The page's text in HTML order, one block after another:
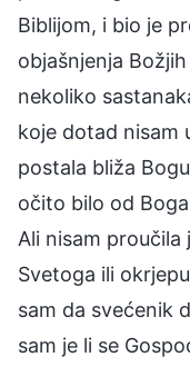
Biblijom, i bio je
objašnjenja
nekoliko
koje dotad nisam
postala bliža
očito bilo od
Ali nisam proučila
Svetoga ili
sam da svećenik
sam je li se